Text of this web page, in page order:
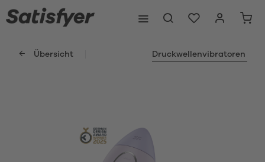
Übersicht Druckwellenvibratoren